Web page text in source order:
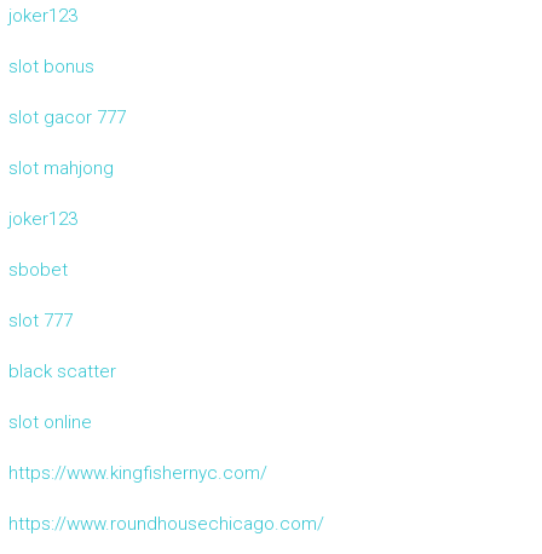
joker123
slot bonus
slot gacor 777
slot mahjong
joker123
sbobet
slot 777
black scatter
slot online
https://www.kingfishernyc.com/
https://www.roundhousechicago.com/